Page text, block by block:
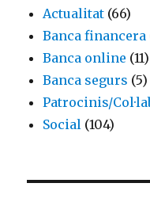
Actualitat (66)
Banca financera
Banca online (11)
Banca segurs (5)
Patrocinis/
Social (104)